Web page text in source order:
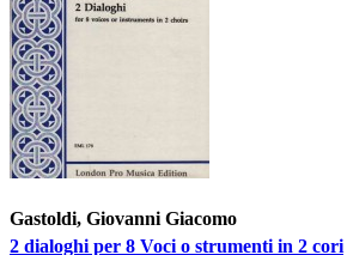
Gastoldi, Giovanni Giacomo
2 dialoghi per 8 Voci o strumenti in 2 cori